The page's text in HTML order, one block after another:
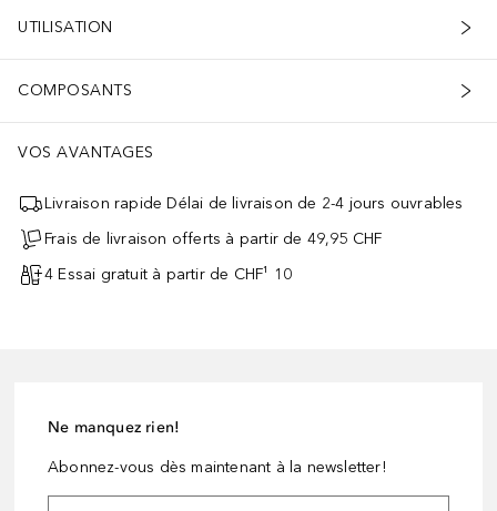
UTILISATION
COMPOSANTS
VOS AVANTAGES
Livraison rapide Délai de livraison de 2-4 jours ouvrables
Frais de livraison offerts à partir de 49,95 CHF
4 Essai gratuit à partir de CHF¹ 10
Ne manquez rien!
Abonnez-vous dès maintenant à la newsletter!